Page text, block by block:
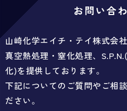
お問い合
山崎化学エイチ・テイ株式会
真空熱処理・窒化処理、
化)を提供しております。
下記についてのご質問やご相
ださい。